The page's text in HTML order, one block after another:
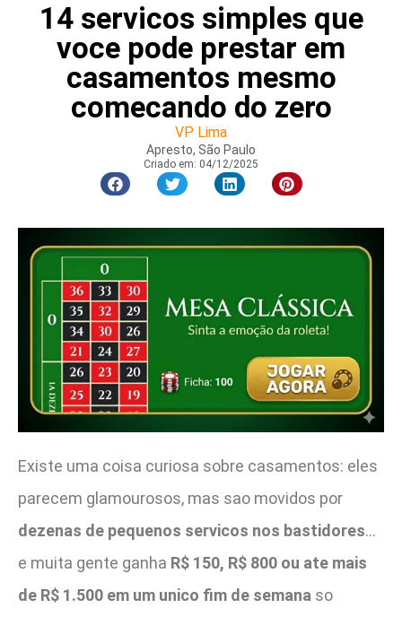
14 servicos simples que
voce pode prestar em
casamentos mesmo
comecando do zero
VP Lima
Apresto, São Paulo
Criado em: 04/12/2025
Existe uma coisa curiosa sobre casamentos: eles
parecem glamourosos, mas sao movidos por
dezenas de pequenos servicos nos bastidores…
e muita gente ganha R$ 150, R$ 800 ou ate mais
de R$ 1.500 em um unico fim de semana so